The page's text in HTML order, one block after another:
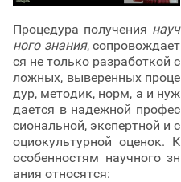
Процедура получения науч
ного знания, сопровождает
ся не только разработкой с
ложных, выверенных проце
дур, методик, норм, а и нуж
дается в надежной профес
сиональной, экспертной и с
оциокультурной оценок. К
особенностям научного зн
ания относятся: